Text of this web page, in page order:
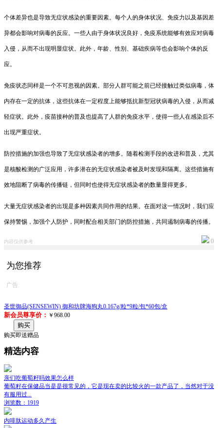
个体差异也是导致无症状感染的重要因素。每个人的身体状况、免疫力以及基因差
异都会影响对病毒的反应。一些人由于身体状况良好，免疫系统能够有效应对病毒
入侵，从而不出现明显症状。此外，年龄、性别、基础疾病等也会影响个体的反
应。
免疫状态同样是一个不可忽视的因素。部分人群可能之前已经接触过类似病毒，体
内存在一定的抗体，这些抗体在一定程度上能够抵抗新型冠状病毒的入侵，从而减
轻症状。此外，疫苗接种的普及也提高了人群的免疫水平，使得一些人在感染后不
出现严重症状。
防控措施的加强也导致了无症状感染者的增多。随着检测手段的改进和普及，尤其
是核酸检测的广泛应用，许多潜在的无症状感染者被及时发现和隔离。这些措施有
效地阻断了病毒的传播链，但同时也使得无症状感染者的数量显得更多。
大量无症状感染者的出现是多种因素共同作用的结果。在面对这一情况时，我们应
保持警惕，加强个人防护，同时配合相关部门的防控措施，共同遏制病毒的传播。
内容仅供参考 0
为您推荐
广告
圣世御品(SENSEWIN) 御和坊牌海狗丸0.167g/粒*9粒/包*60包/盒
新会员尊享价： ￥968.00
购买
购买即送赠品
精选内容
亲们吃葡萄籽吗效果怎么样
葡萄籽在保健品当是是很常见的，它是现在卖的比较火的一款产品了，当然对于没
有服用过...
浏览数：1919
内啡肽运动多久产生